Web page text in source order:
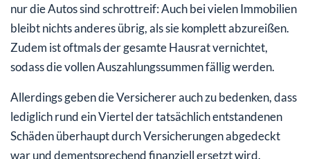
nur die Autos sind schrottreif: Auch bei vielen Immobilien
bleibt nichts anderes übrig, als sie komplett abzureißen.
Zudem ist oftmals der gesamte Hausrat vernichtet,
sodass die vollen Auszahlungssummen fällig werden.
Allerdings geben die Versicherer auch zu bedenken, dass
lediglich rund ein Viertel der tatsächlich entstandenen
Schäden überhaupt durch Versicherungen abgedeckt
war und dementsprechend finanziell ersetzt wird.